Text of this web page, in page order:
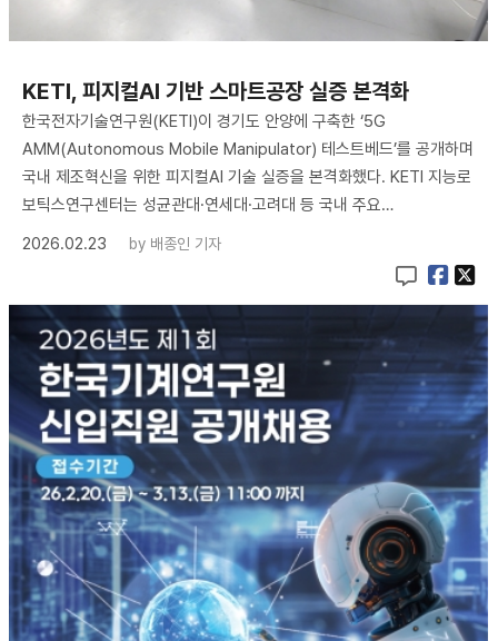
KETI, 피지컬AI 기반 스마트공장 실증 본격화
한국전자기술연구원(KETI)이 경기도 안양에 구축한 ‘5G
AMM(Autonomous Mobile Manipulator) 테스트베드’를 공개하며
국내 제조혁신을 위한 피지컬AI 기술 실증을 본격화했다. KETI 지능로
보틱스연구센터는 성균관대·연세대·고려대 등 국내 주요…
2026.02.23
by 배종인 기자